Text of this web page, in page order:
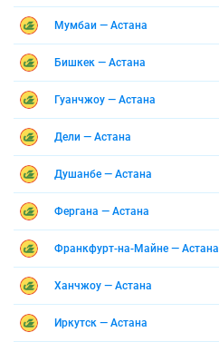
Мумбаи — Астана
Бишкек — Астана
Гуанчжоу — Астана
Дели — Астана
Душанбе — Астана
Фергана — Астана
Франкфурт-на-Майне — Астана
Ханчжоу — Астана
Иркутск — Астана